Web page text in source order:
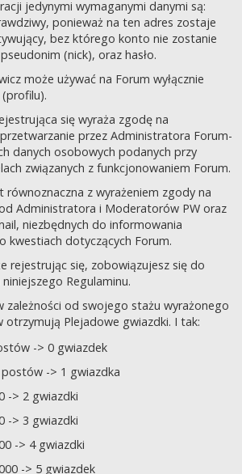
jedynymi wymaganymi danymi są:
ponieważ na ten adres zostaje
bez którego konto nie zostanie
(nick), oraz hasło.
może używać na Forum wyłącznie
się wyraża zgodę na
przez Administratora Forum-
danych osobowych podanych przy
związanych z funkcjonowaniem Forum.
równoznaczna z wyrażeniem zgody na
Administratora i Moderatorów PW oraz
niezbędnych do informowania
kwestiach dotyczących Forum.
rejestrując się, zobowiązujesz się do
Regulaminu.
zależności od swojego stażu wyrażonego
otrzymują Plejadowe gwiazdki. I tak:
-> 0 gwiazdek
postów -> 1 gwiazdka
-> 2 gwiazdki
-> 3 gwiazdki
-> 4 gwiazdki
-> 5 gwiazdek